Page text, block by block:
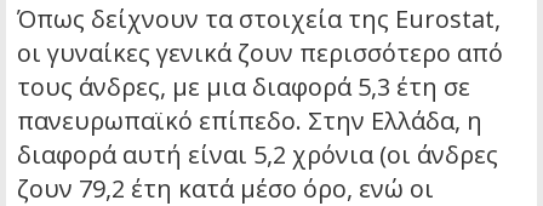
Όπως δείχνουν τα στοιχεία της Eurostat,
οι γυναίκες γενικά ζουν περισσότερο από
τους άνδρες, με μια διαφορά 5,3 έτη σε
πανευρωπαϊκό επίπεδο. Στην Ελλάδα, η
διαφορά αυτή είναι 5,2 χρόνια (οι άνδρες
ζουν 79,2 έτη κατά μέσο όρο, ενώ οι